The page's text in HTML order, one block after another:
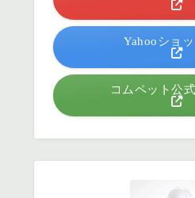
Yahooショ
コムペット公